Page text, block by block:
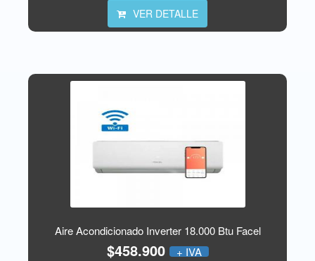
VER DETALLE
Aire Acondicionado Inverter 18.000 Btu Facel
$458.900 + IVA